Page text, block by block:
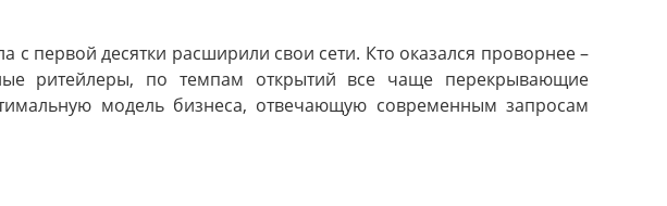
первой десятки расширили свои сети. Кто оказался проворнее –
ритейлеры, по темпам открытий все чаще перекрывающие
модель бизнеса, отвечающую современным запросам